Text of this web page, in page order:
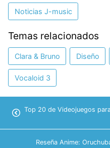
Noticias J-music
Temas relacionados
Clara & Bruno Diseño
Vocaloid 3
Top 20 de Videojuegos
Reseña Anime: